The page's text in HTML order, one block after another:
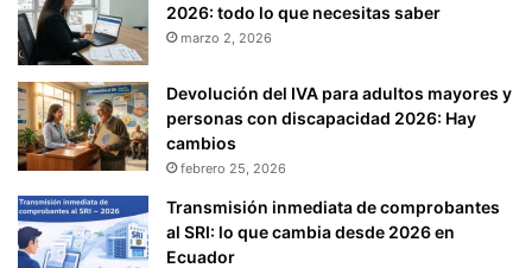
2026: todo lo que necesitas saber
marzo 2, 2026
Devolución del IVA para adultos mayores y
personas con discapacidad 2026: Hay
cambios
febrero 25, 2026
Transmisión inmediata de comprobantes
al SRI: lo que cambia desde 2026 en
Ecuador